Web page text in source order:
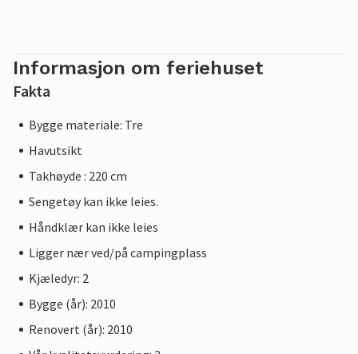
Informasjon om feriehuset
Fakta
Bygge materiale: Tre
Havutsikt
Takhøyde : 220 cm
Sengetøy kan ikke leies.
Håndklær kan ikke leies
Ligger nær ved/på campingplass
Kjæledyr: 2
Bygge (år): 2010
Renovert (år): 2010